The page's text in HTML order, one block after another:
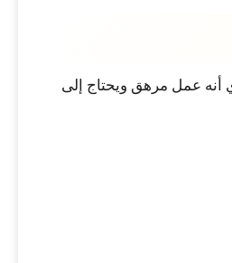
أنه عمل مرهق ويحتاج إلى